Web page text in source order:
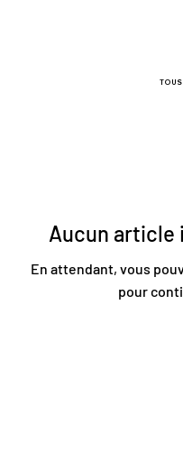
Aucun article
En attendant, vous
pour